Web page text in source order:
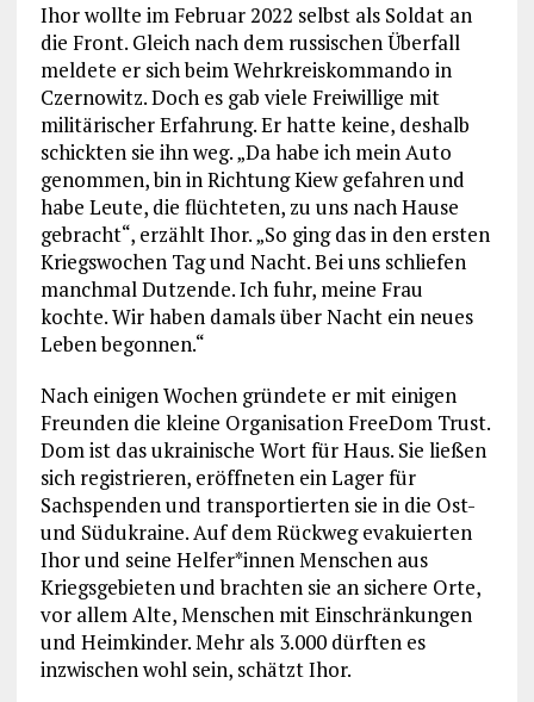
Ihor wollte im Februar 2022 selbst als Soldat an
die Front. Gleich nach dem russischen Überfall
meldete er sich beim Wehrkreiskommando in
Czernowitz. Doch es gab viele Freiwillige mit
militärischer Erfahrung. Er hatte keine, deshalb
schickten sie ihn weg. „Da habe ich mein Auto
genommen, bin in Richtung Kiew gefahren und
habe Leute, die flüchteten, zu uns nach Hause
gebracht“, erzählt Ihor. „So ging das in den ersten
Kriegs­wochen Tag und Nacht. Bei uns schliefen
manchmal Dutzende. Ich fuhr, meine Frau
kochte. Wir haben damals über Nacht ein neues
Leben begonnen.“
Nach einigen Wochen gründete er mit einigen
Freunden die kleine Organisation FreeDom Trust.
Dom ist das ukrainische Wort für Haus. Sie ließen
sich registrieren, eröffneten ein Lager für
Sachspenden und transportierten sie in die Ost-
und Südukraine. Auf dem Rückweg evakuierten
Ihor und seine Helfer*innen Menschen aus
Kriegsgebieten und brachten sie an sichere Orte,
vor allem Alte, Menschen mit Einschränkungen
und Heimkinder. Mehr als 3.000 dürften es
inzwischen wohl sein, schätzt Ihor.